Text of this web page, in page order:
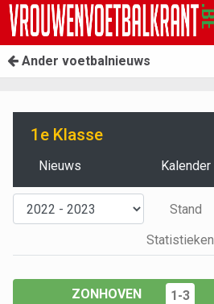
Ander voetbalnieuws
1e Klasse
Nieuws Kalender
Stand
Statistieken
ZONHOVEN 1-3